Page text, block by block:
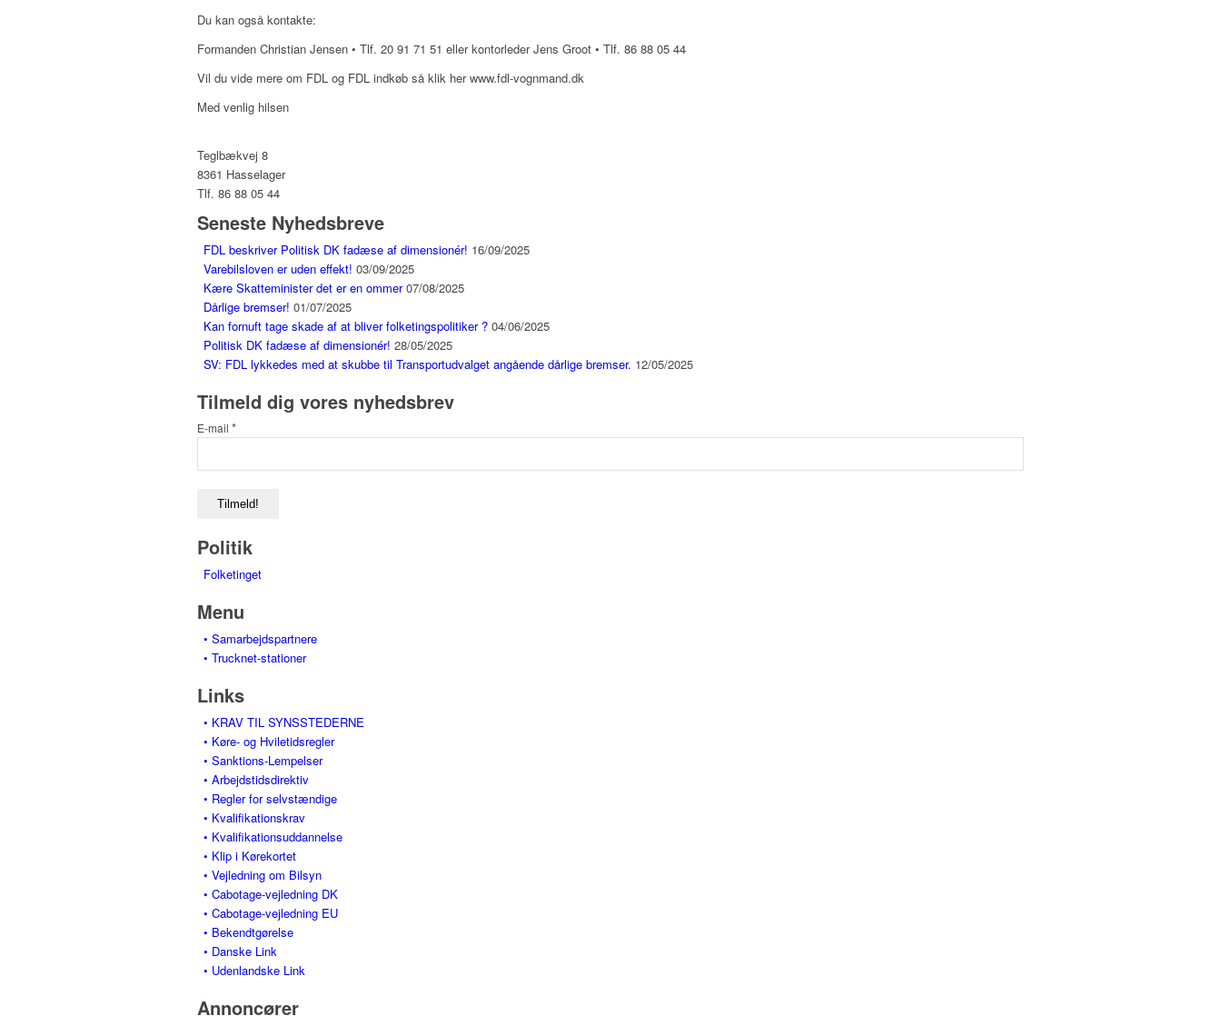
Du kan også kontakte:
Formanden Christian Jensen • Tlf. 20 91 71 51 eller kontorleder Jens Groot • Tlf. 86 88 05 44
Vil du vide mere om FDL og FDL indkøb så klik her www.fdl-vognmand.dk
Med venlig hilsen
Teglbækvej 8
8361 Hasselager
Tlf. 86 88 05 44
Seneste Nyhedsbreve
FDL beskriver Politisk DK fadæse af dimensionér! 16/09/2025
Varebilsloven er uden effekt! 03/09/2025
Kære Skatteminister det er en ommer 07/08/2025
Dårlige bremser! 01/07/2025
Kan fornuft tage skade af at bliver folketingspolitiker ? 04/06/2025
Politisk DK fadæse af dimensionér! 28/05/2025
SV: FDL lykkedes med at skubbe til Transportudvalget angående dårlige bremser. 12/05/2025
Tilmeld dig vores nyhedsbrev
E-mail *
Politik
Folketinget
Menu
• Samarbejdspartnere
• Trucknet-stationer
Links
• KRAV TIL SYNSSTEDERNE
• Køre- og Hviletidsregler
• Sanktions-Lempelser
• Arbejdstidsdirektiv
• Regler for selvstændige
• Kvalifikationskrav
• Kvalifikationsuddannelse
• Klip i Kørekortet
• Vejledning om Bilsyn
• Cabotage-vejledning DK
• Cabotage-vejledning EU
• Bekendtgørelse
• Danske Link
• Udenlandske Link
Annoncører